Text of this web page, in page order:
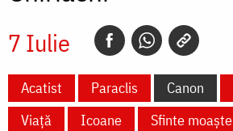
7 Iulie
Acatist Paraclis Canon
Viață
Icoane
Sfinte moaște